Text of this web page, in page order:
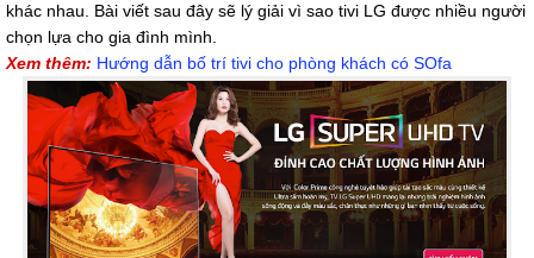
khác nhau. Bài viết sau đây sẽ lý giải vì sao tivi LG được nhiều người
chọn lựa cho gia đình mình.
Xem thêm: Hướng dẫn bố trí tivi cho phòng khách có SOfa